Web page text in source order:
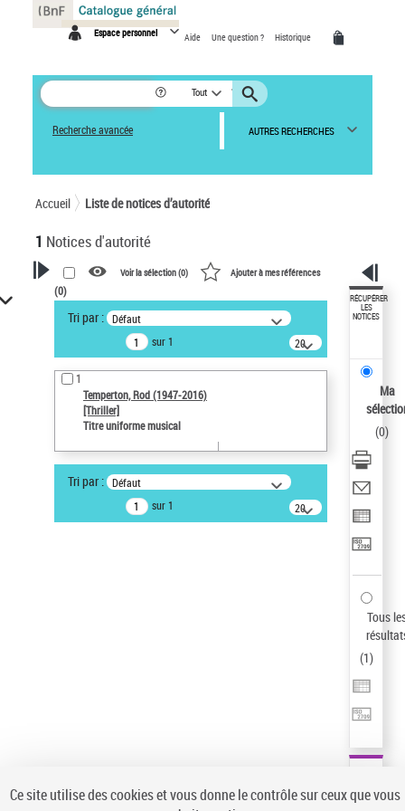
Espace personnel Aide Une question ? Historique
Tout
Recherche avancée AUTRES RECHERCHES
Accueil Liste de notices d’autorité
1 Notices d'autorité
VOTRE RECHERCHE
Recherche avancée dans les
notices d’autorité
Œuvres liées à l'auteur :
Temperton, Rod (1947-2016)
Type de notice d'autorité
Titre uniforme musical
Statut de la notice d’autorité
Voir la sélection (0) Ajouter à mes références
(0)
Tri par : Défaut
sur 1
20
résultats/page
1
Temperton, Rod (1947-2016)
[Thriller]
Titre uniforme musical
Tri par : Défaut
sur 1
20
résultats/page
RÉCUPÉRER
LES
NOTICES
Ma
(0)
Tous
(1)
Panneau de gestion des cookies
Ce site utilise des cookies et vous donne le contrôle sur ceux que vous